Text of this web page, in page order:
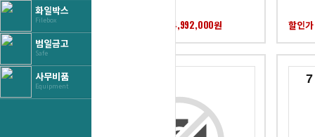
화일박스
Filebox
범일금고
Safe
사무비품
Equipment
4,992,000원 할인
7